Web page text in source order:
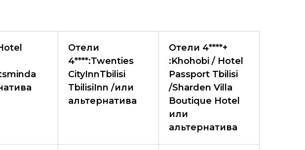
Отели
4****:Twenties
CityInnTbilisi
TbilisiInn /или
альтернатива
Отели 4****+
:Khohobi / Hotel
Passport Tbilisi
/Sharden Villa
Boutique Hotel
или
альтернатива